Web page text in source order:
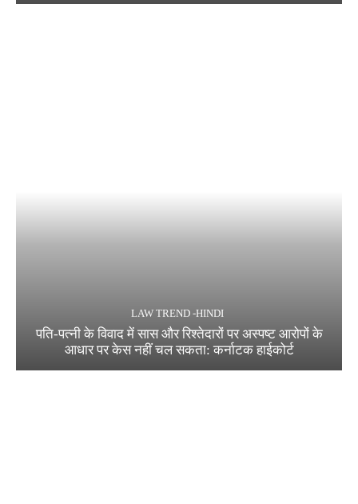
LAW TREND -HINDI
पति-पत्नी के विवाद में सास और रिश्तेदारों पर अस्पष्ट आरोपों के
आधार पर केस नहीं चल सकता: कर्नाटक हाईकोर्ट